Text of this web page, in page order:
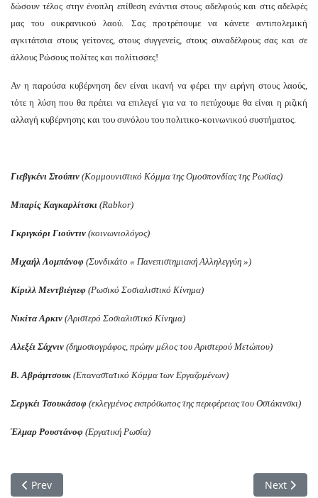
δώσουν τέλος στην ένοπλη επίθεση ενάντια στους αδελφούς και στις αδελφές
μας του ουκρανικού λαού. Σας προτρέπουμε να κάνετε αντιπολεμική
αγκιτάτσια στους γείτονες, στους συγγενείς, στους συναδέλφους σας και σε
άλλους Ρώσους πολίτες και πολίτισσες!
Αν η παρούσα κυβέρνηση δεν είναι ικανή να φέρει την ειρήνη στους λαούς,
τότε η λύση που θα πρέπει να επιλεγεί για να το πετύχουμε θα είναι η ριζική
αλλαγή κυβέρνησης και του συνόλου του πολιτικο-κοινωνικού συστήματος.
Γιεβγκένι Στούπιν (Κομμουνιστικό Κόμμα της Ομοσπονδίας της Ρωσίας)
Μπαρίς Καγκαρλίτσκι (Rabkor)
Γκριγκόρι Γιούντιν (κοινωνιολόγος)
Μιχαήλ Λομπάνοφ (Συνδικάτο « Πανεπιστημιακή Αλληλεγγύη »)
Κίριλλ Μεντβιέγιεφ (Ρωσικό Σοσιαλιστικό Κίνημα)
Νικίτα Αρκιν (Αριστερό Σοσιαλιστικό Κίνημα)
Αλεξέι Σάχνιν (δημοσιογράφος, πρώην μέλος του Αριστερού Μετώπου)
Β. Αβράμτσουκ (Επαναστατικό Κόμμα των Εργαζομένων)
Σεργκέι Τσουκάσοφ (εκλεγμένος εκπρόσωπος της περιφέρειας του Οστάκινσκι)
Έλμαρ Ρουστάνοφ (Εργατική Ρωσία)
Previous article: Όχι στην εισβολή της Ουκρανίας από τον
Prev Next
Next